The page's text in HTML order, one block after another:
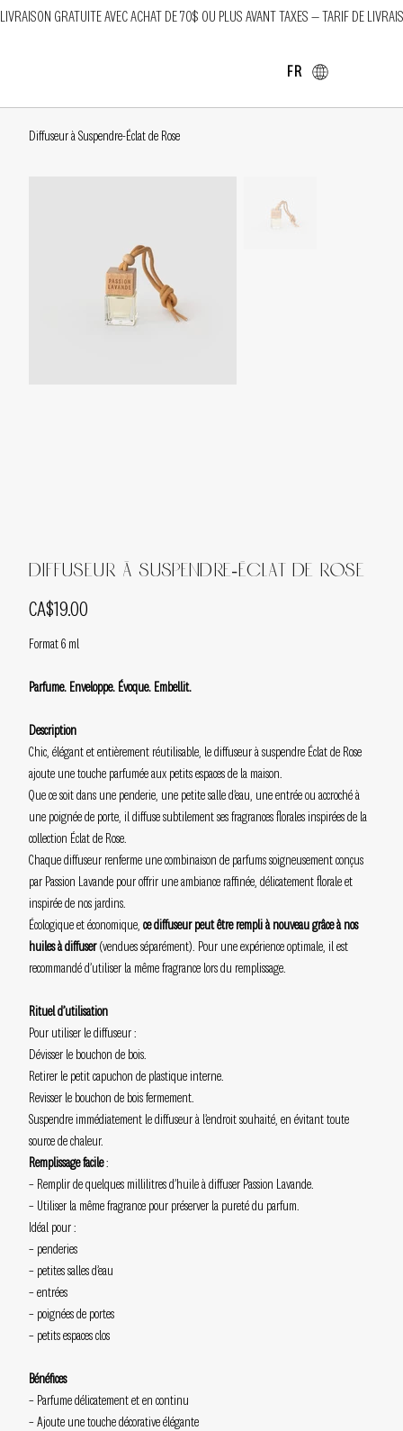
LIVRAISON GRATUITE AVEC ACHAT DE 70$ OU PLUS AVANT TAXES — TARIF DE
FR
Diffuseur à Suspendre-Éclat de Rose
Diffuseur à Suspendre-Éclat de Rose
Price
CA$19.00
Format 6 ml
Parfume. Enveloppe. Évoque. Embellit.
Description
Chic, élégant et entièrement réutilisable, le diffuseur à suspendre Éclat de Rose
ajoute une touche parfumée aux petits espaces de la maison.
Que ce soit dans une penderie, une petite salle d’eau, une entrée ou accroché à
une poignée de porte, il diffuse subtilement ses fragrances florales inspirées de la
collection Éclat de Rose.
Chaque diffuseur renferme une combinaison de parfums soigneusement conçus
par Passion Lavande pour offrir une ambiance raffinée, délicatement florale et
inspirée de nos jardins.
Écologique et économique, ce diffuseur peut être rempli à nouveau grâce à nos
huiles à diffuser(vendues séparément). Pour une expérience optimale, il est
recommandé d’utiliser la même fragrance lors du remplissage.
Rituel d’utilisation
Pour utiliser le diffuseur :
Dévisser le bouchon de bois.
Retirer le petit capuchon de plastique interne.
Revisser le bouchon de bois fermement.
Suspendre immédiatement le diffuseur à l’endroit souhaité, en évitant toute
source de chaleur.
Remplissage facile:
– Remplir de quelques millilitres d’huile à diffuser Passion Lavande.
– Utiliser la même fragrance pour préserver la pureté du parfum.
Idéal pour :
– penderies
– petites salles d’eau
– entrées
– poignées de portes
– petits espaces clos
Bénéfices
– Parfume délicatement et en continu
– Ajoute une touche décorative élégante